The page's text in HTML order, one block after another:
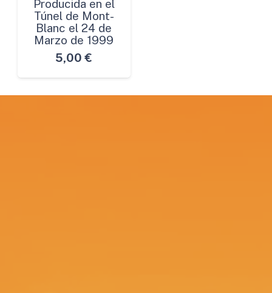
Producida en el
Túnel de Mont-
Blanc el 24 de
Marzo de 1999
5,00 €